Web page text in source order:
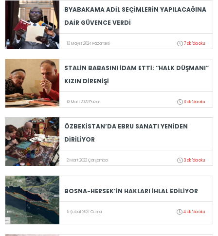
BYABAKAMA ADİL SEÇİMLERİN YAPILACAĞINA
DAİR GÜVENCE VERDİ
13 Mayıs 2024 Pazartesi 7 dk 'da oku
STALİN BABASINI İDAM ETTİ: “HALK DÜŞMANI”
KIZIN DİRENİŞİ
13 Mart 2022 Pazar 3 dk 'da oku
ÖZBEKİSTAN’DA EBRU SANATI YENİDEN
DİRİLİYOR
2 Mart 2022 Çarşamba 3 dk 'da oku
BOSNA-HERSEK’İN HAKLARI İHLAL EDİLİYOR
5 Şubat 2021 Cuma 4 dk 'da oku